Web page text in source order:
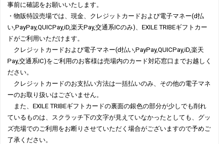
事前に確認をお願いいたします。
・物販特設売場では、現金、クレジットカードおよび電子マネー(d払
い,PayPay,QUICPay,iD,楽天Pay,交通系ICのみ)、EXILE TRIBEギフトカー
ドがご利用いただけます。
クレジットカードおよび電子マネー(d払い,PayPay,QUICPay,iD,楽天
Pay,交通系IC)をご利用のお客様は売場内のカード対応窓口までお越しく
ださい。
クレジットカードのお支払い方法は一括払いのみ、その他の電子マネ
ーのお取り扱いはございません。
また、EXILE TRIBEギフトカードの裏面の銀色の部分が少しでも削れ
ているものは、スクラッチ下の文字が見えていなかったとしても、グッ
ズ売場でのご利用をお断りさせていただく場合がございますので予めご
了承ください。